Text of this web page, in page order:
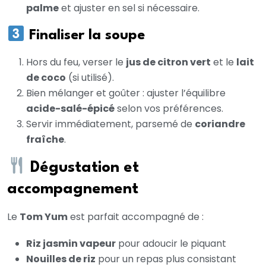
palmeet ajuster en sel si nécessaire.
Finaliser la soupe
Hors du feu, verser le jus de citron vert et le lait
de coco (si utilisé).
Bien mélanger et goûter : ajuster l’équilibre
acide-salé-épicéselon vos préférences.
Servir immédiatement, parsemé de coriandre
fraîche.
Dégustation et
accompagnement
Le Tom Yumest parfait accompagné de :
Riz jasmin vapeur pour adoucir le piquant
Nouilles de riz pour un repas plus consistant